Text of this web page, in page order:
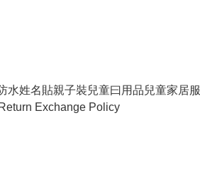
水姓名貼親子裝兒童曰用品兒童家居服
Exchange Policy